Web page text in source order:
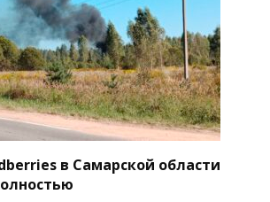
в Самарской области